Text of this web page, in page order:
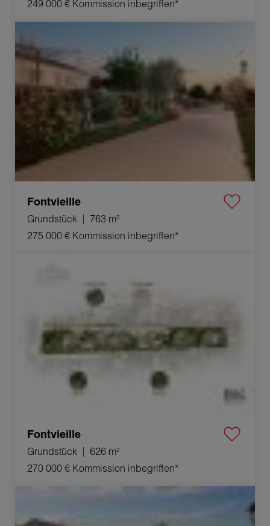
249 000 € Kommission inbegriffen*
Fontvieille
Grundstück
763 m²
275 000 € Kommission inbegriffen*
Fontvieille
Grundstück
626 m²
270 000 € Kommission inbegriffen*
Verkauf Grundstück Fontvieille 600 m²